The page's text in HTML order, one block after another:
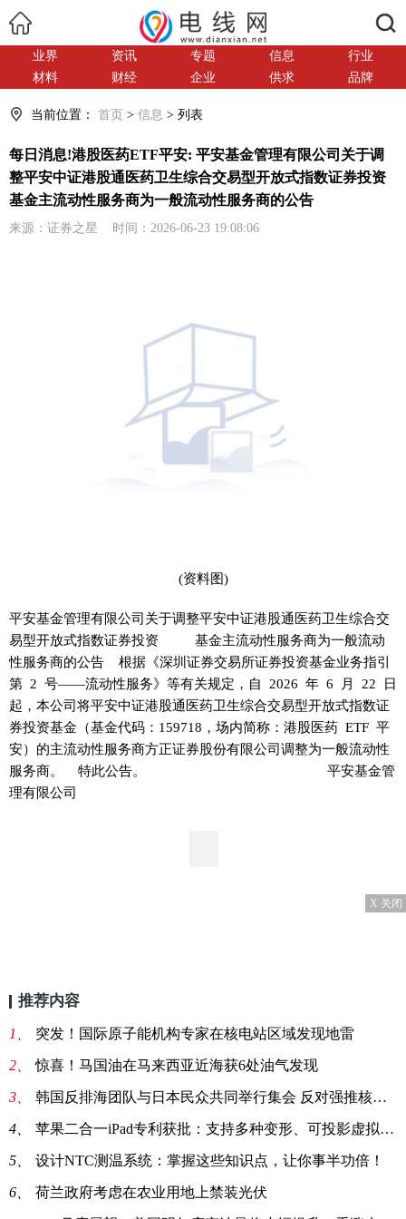
业界 资讯 专题 信息
行业
材料
财经 企业 供求 品牌
当前位置： 首页 > 信息 > 列表
每日消息!港股医药ETF平安: 平安基金管理有限公司关于调
整平安中证港股通医药卫生综合交易型开放式指数证券投资
基金主流动性服务商为一般流动性服务商的公告
来源：证券之星 时间：2026-06-23 19:08:06
(资料图)
平安基金管理有限公司关于调整平安中证港股通医药卫生综合交
易型开放式指数证券投资 基金主流动性服务商为一般流动
性服务商的公告 根据《深圳证券交易所证券投资基金业务指引
第 2 号——流动性服务》等有关规定，自 2026 年 6 月 22 日
起，本公司将平安中证港股通医药卫生综合交易型开放式指数证
券投资基金（基金代码：159718，场内简称：港股医药 ETF 平
安）的主流动性服务商方正证券股份有限公司调整为一般流动性
服务商。 特此公告。 平安基金管
理有限公司
X 关闭
推荐内容
1、 突发！国际原子能机构专家在核电站区域发现地雷
2、 惊喜！马国油在马来西亚近海获6处油气发现
3、 韩国反排海团队与日本民众共同举行集会 反对强推核污染水排海
4、 苹果二合一iPad专利获批：支持多种变形、可投影虚拟键盘
5、 设计NTC测温系统：掌握这些知识点，让你事半功倍！
6、 荷兰政府考虑在农业用地上禁装光伏